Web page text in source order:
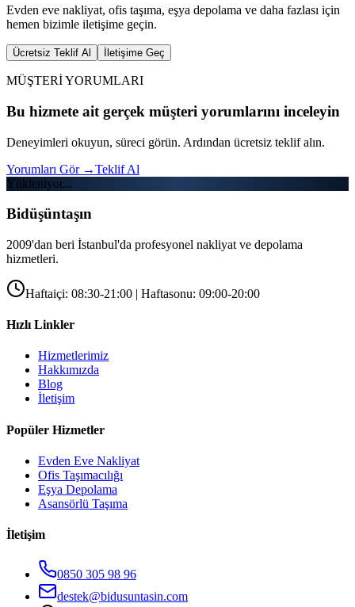
Evden eve nakliyat, ofis taşıma, eşya depolama ve daha fazlası için
hemen bizimle iletişime geçin.
Ücretsiz Teklif Al İletişime Geç
MÜŞTERİ YORUMLARI
Bu hizmete ait gerçek müşteri yorumlarını inceleyin
Deneyimleri okuyun, süreci görün. Ardından ücretsiz teklif alın.
Yorumları Gör →Teklif Al
Yükleniyor...
Bidüşüntaşın
2009'dan beri İstanbul'da profesyonel nakliyat ve depolama
hizmetleri.
Haftaiçi: 08:30-21:00 | Haftasonu: 09:00-20:00
Hızlı Linkler
Hizmetlerimiz
Hakkımızda
Blog
İletişim
Popüler Hizmetler
Evden Eve Nakliyat
Ofis Taşımacılığı
Eşya Depolama
Asansörlü Taşıma
İletişim
0850 305 98 96
destek@bidusuntasin.com